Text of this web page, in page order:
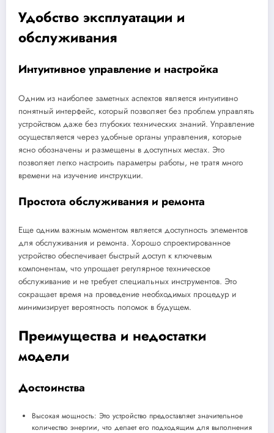
Удобство эксплуатации и
обслуживания
Интуитивное управление и настройка
Одним из наиболее заметных аспектов является интуитивно
понятный интерфейс, который позволяет без проблем управлять
устройством даже без глубоких технических знаний. Управление
осуществляется через удобные органы управления, которые
ясно обозначены и размещены в доступных местах. Это
позволяет легко настроить параметры работы, не тратя много
времени на изучение инструкции.
Простота обслуживания и ремонта
Еще одним важным моментом является доступность элементов
для обслуживания и ремонта. Хорошо спроектированное
устройство обеспечивает быстрый доступ к ключевым
компонентам, что упрощает регулярное техническое
обслуживание и не требует специальных инструментов. Это
сокращает время на проведение необходимых процедур и
минимизирует вероятность поломок в будущем.
Преимущества и недостатки
модели
Достоинства
Высокая мощность: Это устройство предоставляет значительное
количество энергии, что делает его подходящим для выполнения